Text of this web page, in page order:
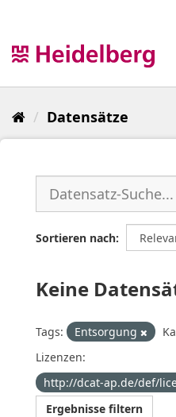
Datensätze
Sortieren nach
Keine
Tags: Entsorgung
Lizenzen:
http://dcat-ap.de/def/
Ergebnisse filtern